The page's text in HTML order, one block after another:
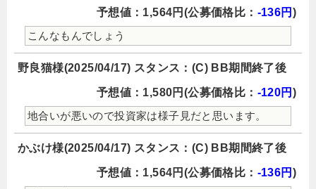
予想値：1,564円(公募価格比： -136円 )
こんなもんでしょう
野良猫様(2025/04/17) スタンス：(C) BB期間終了後
予想値：1,580円(公募価格比： -120円 )
地合いが悪いので投資家は様子見だと思います。
かぶけ様(2025/04/17) スタンス：(C) BB期間終了後
予想値：1,564円(公募価格比： -136円 )